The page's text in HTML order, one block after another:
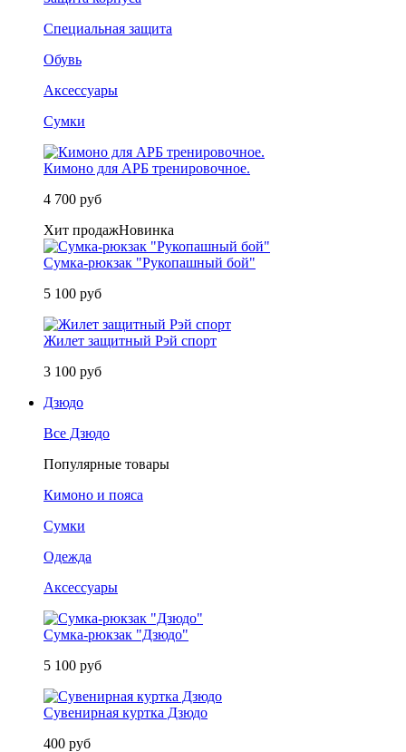
Специальная защита
Обувь
Аксессуары
Сумки
Кимоно для АРБ тренировочное.
4 700 руб
Хит продажНовинка
Сумка-рюкзак "Рукопашный бой"
5 100 руб
Жилет защитный Рэй спорт
3 100 руб
Дзюдо
Все Дзюдо
Популярные товары
Кимоно и пояса
Сумки
Одежда
Аксессуары
Сумка-рюкзак "Дзюдо"
5 100 руб
Сувенирная куртка Дзюдо
400 руб